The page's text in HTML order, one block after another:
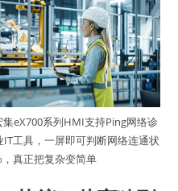
eX700系列HMI支持Ping网络诊
工具，一屏即可判断网络连通状
真正把复杂变简单